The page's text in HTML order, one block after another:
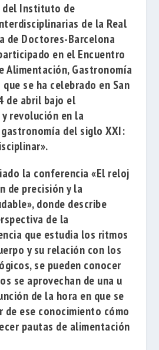
del Instituto de
de la Real
de Doctores-Barcelona
en el Encuentro
Alimentación, Gastronomía
que se ha celebrado en San
de abril bajo el
revolución en la
del siglo XXI:
.
la conferencia«El reloj
de precisión y la
, donde describe
de la
que estudia los ritmos
y su relación con los
se pueden conocer
se aprovechan de una u
de la hora en que se
de ese conocimiento cómo
pautas de alimentación